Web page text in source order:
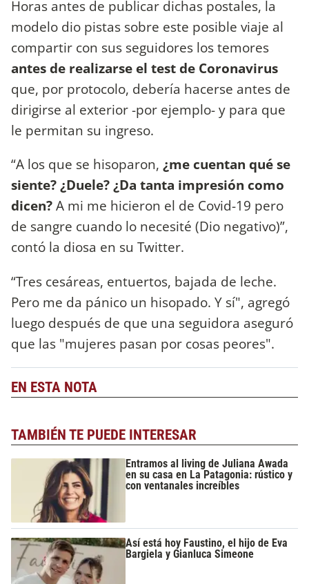
Horas antes de publicar dichas postales, la
modelo dio pistas sobre este posible viaje al
compartir con sus seguidores los temores
antes de realizarse el test de Coronavirus
que, por protocolo, debería hacerse antes de
dirigirse al exterior -por ejemplo- y para que
le permitan su ingreso.
“A los que se hisoparon, ¿me cuentan qué se
siente? ¿Duele? ¿Da tanta impresión como
dicen?A mi me hicieron el de Covid-19 pero
de sangre cuando lo necesité (Dio negativo)”,
contó la diosa en su Twitter.
“Tres cesáreas, entuertos, bajada de leche.
Pero me da pánico un hisopado. Y sí", agregó
luego después de que una seguidora aseguró
que las "mujeres pasan por cosas peores".
EN ESTA NOTA
TAMBIÉN TE PUEDE INTERESAR
Entramos al living de Juliana Awada
en su casa en La Patagonia: rústico y
con ventanales increíbles
Así está hoy Faustino, el hijo de Eva
Bargiela y Gianluca Simeone